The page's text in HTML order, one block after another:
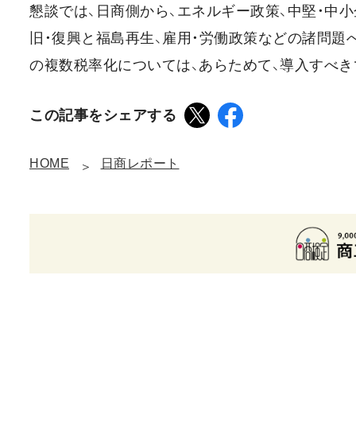
懇談では、日商側から、エネルギー政策、中堅・中
旧・復興と福島再生、雇用・労働政策などの諸問
の複数税率化については、あらためて、導入すべ
この記事をシェアする
HOME 日商レポート